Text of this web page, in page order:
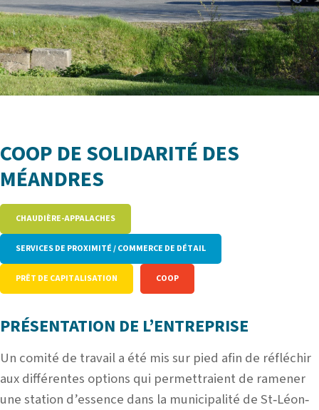
COOP DE SOLIDARITÉ DES
MÉANDRES
CHAUDIÈRE-APPALACHES
SERVICES DE PROXIMITÉ / COMMERCE DE DÉTAIL
PRÊT DE CAPITALISATION COOP
PRÉSENTATION DE L’ENTREPRISE
Un comité de travail a été mis sur pied afin de réfléchir
aux différentes options qui permettraient de ramener
une station d’essence dans la municipalité de St‐Léon‐